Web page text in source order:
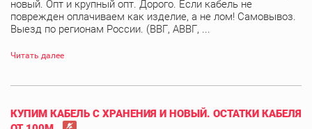
новый. Опт и крупный опт. Дорого. Если кабель не
поврежден оплачиваем как изделие, а не лом! Самовывоз.
Выезд по регионам России. (ВВГ, АВВГ, ...
Читать далее
КУПИМ КАБЕЛЬ С ХРАНЕНИЯ И НОВЫЙ. ОСТАТКИ КАБЕЛЯ